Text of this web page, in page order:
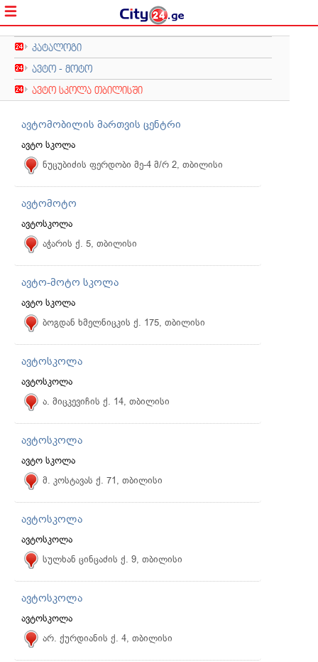
კატალოგი
ავტო - მოტო
ავტო სკოლა თბილისში
ავტომობილის მართვის ცენტრი
ავტო სკოლა
ნუცუბიძის ფერდობი მე-4 მ/რ 2, თბილისი
ავტომოტო
ავტოსკოლა
აჭარის ქ. 5, თბილისი
ავტო-მოტო სკოლა
ავტო სკოლა
ბოგდან ხმელნიცკის ქ. 175, თბილისი
ავტოსკოლა
ავტოსკოლა
ა. მიცკევიჩის ქ. 14, თბილისი
ავტოსკოლა
ავტო სკოლა
მ. კოსტავას ქ. 71, თბილისი
ავტოსკოლა
ავტოსკოლა
სულხან ცინცაძის ქ. 9, თბილისი
ავტოსკოლა
ავტოსკოლა
არ. ქურდიანის ქ. 4, თბილისი